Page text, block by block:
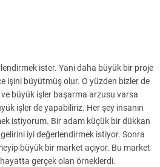
ister. Yani daha büyük bir proje
işini büyütmüş olur. O yüzden bizler de
ve büyük işler başarma arzusu varsa
işler de yapabiliriz. Her şey insanın
istiyorum. Bir adam küçük bir dükkan
gelirini iyi değerlendirmek istiyor. Sonra
büyük bir market açıyor. Bu market
gerçek olan örneklerdi.